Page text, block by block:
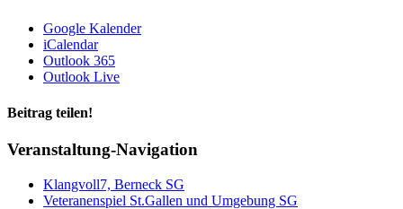
Google Kalender
iCalendar
Outlook 365
Outlook Live
Beitrag teilen!
Facebook
LinkedIn
WhatsApp
E-
Veranstaltung-Navigation
Klangvoll7, Berneck SG
Veteranenspiel St.Gallen und Umgebung SG